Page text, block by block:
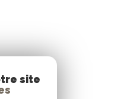
site